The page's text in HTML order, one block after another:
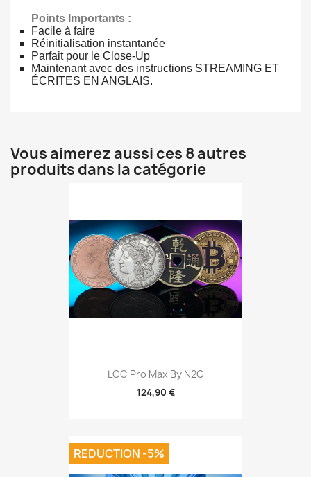
Points Importants :
Facile à faire
Réinitialisation instantanée
Parfait pour le Close-Up
Maintenant avec des instructions STREAMING ET
ÉCRITES EN ANGLAIS.
Vous aimerez aussi ces 8 autres
produits dans la catégorie
LCC Pro Max By N2G
124,90 €
REDUCTION -5%